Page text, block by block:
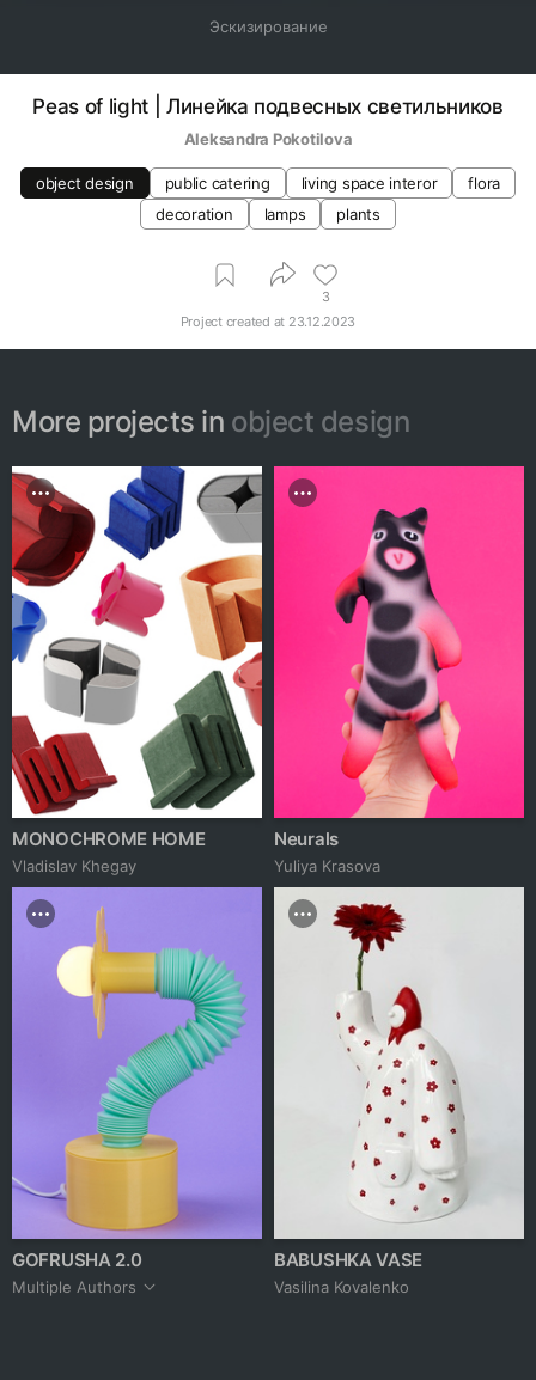
Эскизирование
Peas of light | Линейка подвесных светильников
Aleksandra Pokotilova
object design public catering living space interor
flora
decoration
lamps plants
3
Project created at 23.12.2023
More projects in object design
MONOCHROME HOME
Vladislav Khegay
Neurals
Yuliya Krasova
GOFRUSHA 2.0
Multiple Authors
BABUSHKA VASE
Vasilina Kovalenko